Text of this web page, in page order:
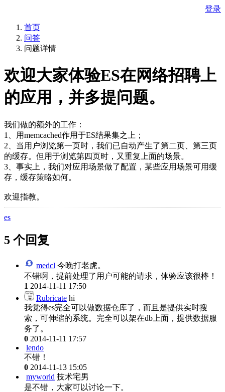
登录
首页
问答
问题详情
欢迎大家体验ES在网络招聘上
的应用，并多提问题。
我们做的额外的工作：
1、用memcached作用于ES结果集之上；
2、当用户浏览第一页时，我们已自动产生了第二页、第三页
的缓存。但用于浏览第四页时，又重复上面的场景。
3、事实上，我们对应用场景做了配置，某些应用场景可用缓
存，缓存策略如何。
欢迎指教。
es
5 个回复
medcl 今晚打老虎。
不错啊，提前处理了用户可能的请求，体验应该很棒！
1 2014-11-11 17:50
Rubricate hi
我觉得es完全可以做数据仓库了，而且是提供实时搜
索，可伸缩的系统。完全可以架在db上面，提供数据服
务了。
0 2014-11-11 17:57
lendo
不错！
0 2014-11-13 15:05
myworld 技术宅男
是不错，大家可以讨论一下。